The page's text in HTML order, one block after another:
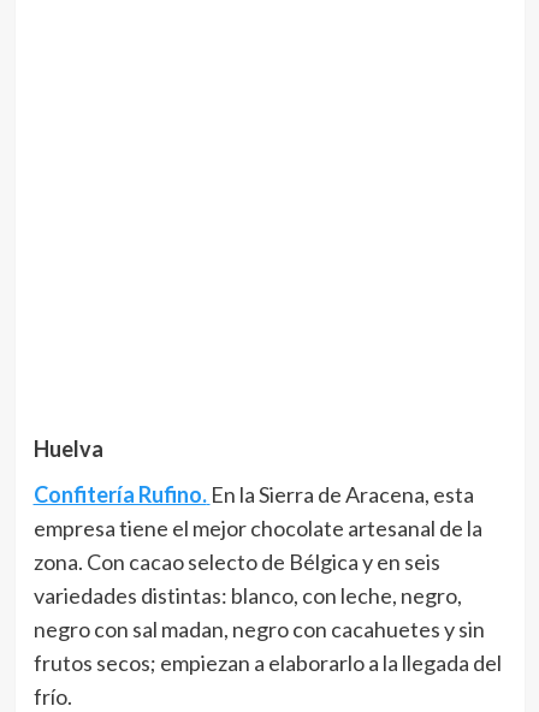
Huelva
Confitería Rufino. En la Sierra de Aracena, esta
empresa tiene el mejor chocolate artesanal de la
zona. Con cacao selecto de Bélgica y en seis
variedades distintas: blanco, con leche, negro,
negro con sal madan, negro con cacahuetes y sin
frutos secos; empiezan a elaborarlo a la llegada del
frío.